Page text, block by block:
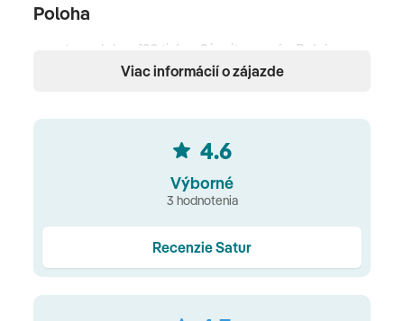
Poloha
rezort s rozlohou 120 tisíc m2 je situovaný v Beleku
priamo na súkromnej piesočnatej pláži uprostred
vzdialený 4 km • od letiska v Antalyi je vzdialený 27 km •
Belek je lokalitou, ktorú vyhľadávajú profesionálni aj
hotelová piesočnatá pláž dlhá 250 m • dve móla -
jedno z toho VIP • slnečníky, lehátka, plážové osušky •
beach cabana (plážové ležadlo s baldachýnom) za
poplatok od 9:00 ráno do 18.00 večer • časť pláže len
Viac informácií o zájazde
4.6
Výborné
3 hodnotenia
Recenzie Satur